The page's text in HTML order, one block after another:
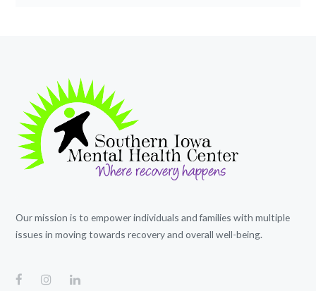
Our mission is to empower individuals and families with multiple
issues in moving towards recovery and overall well-being.